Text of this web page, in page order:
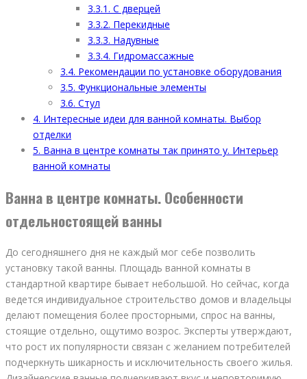
3.3.1. С дверцей
3.3.2. Перекидные
3.3.3. Надувные
3.3.4. Гидромассажные
3.4. Рекомендации по установке оборудования
3.5. Функциональные элементы
3.6. Стул
4. Интересные идеи для ванной комнаты. Выбор
отделки
5. Ванна в центре комнаты так принято у. Интерьер
ванной комнаты
Ванна в центре комнаты. Особенности
отдельностоящей ванны
До сегодняшнего дня не каждый мог себе позволить
установку такой ванны. Площадь ванной комнаты в
стандартной квартире бывает небольшой. Но сейчас, когда
ведется индивидуальное строительство домов и владельцы
делают помещения более просторными, спрос на ванны,
стоящие отдельно, ощутимо возрос. Эксперты утверждают,
что рост их популярности связан с желанием потребителей
подчеркнуть шикарность и исключительность своего жилья.